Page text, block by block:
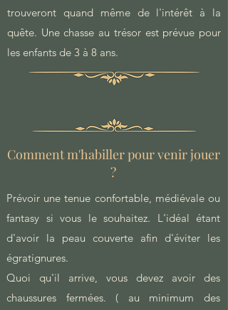
trouveront quand même de l'intérêt à la
quête. Une chasse au trésor est prévue pour
les enfants de 3 à 8 ans.
Comment m'habiller pour venir jouer
?
Prévoir une tenue confortable, médiévale ou
fantasy si vous le souhaitez. L'idéal étant
d'avoir la peau couverte afin d'éviter les
égratignures.
Quoi qu'il arrive, vous devez avoir des
chaussures fermées. ( au minimum des